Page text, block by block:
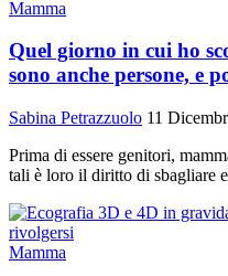
Mamma
Quel giorno in cui ho
sono anche persone, e
Sabina Petrazzuolo 11
Prima di essere genitori,
tali è loro il diritto di sbagliare
Mamma